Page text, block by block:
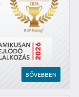
BŐVEBBEN